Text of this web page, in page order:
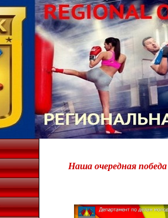
Наша очередная победа